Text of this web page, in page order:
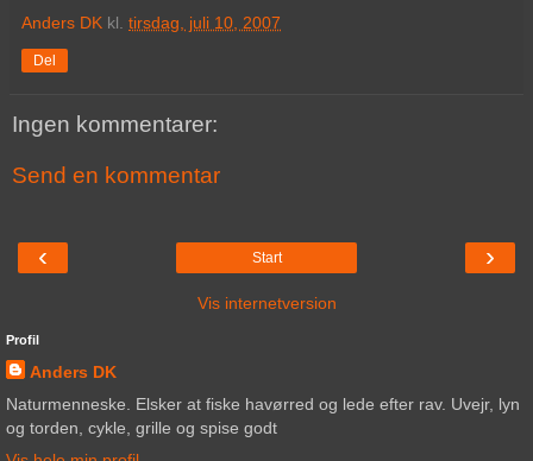
Anders DK kl. tirsdag, juli 10, 2007
Del
Ingen kommentarer:
Send en kommentar
‹ ›
Start
Vis internetversion
Profil
Anders DK
Naturmenneske. Elsker at fiske havørred og lede efter rav. Uvejr, lyn
og torden, cykle, grille og spise godt